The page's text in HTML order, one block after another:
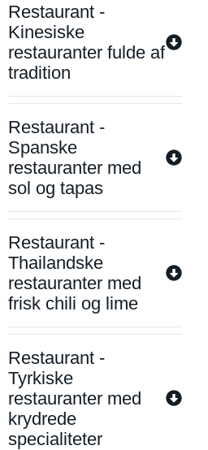
Restaurant -
Kinesiske
restauranter fulde af
tradition
Restaurant -
Spanske
restauranter med
sol og tapas
Restaurant -
Thailandske
restauranter med
frisk chili og lime
Restaurant -
Tyrkiske
restauranter med
krydrede
specialiteter